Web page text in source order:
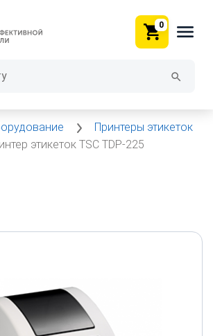
0
Принтеры этикеток
этикеток TSC TDP-225